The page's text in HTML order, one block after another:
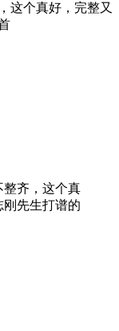
这个真好，完整又
整齐，这个真
先生打谱的